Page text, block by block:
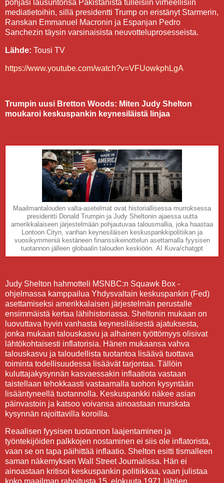
pohjasi lausuntonsa Pakistanista tulleisiin virheellisiin
mediatietoihin, sillä presidentti Trump on eristänyt Starmerin,
Ranskan Emmanuel Macronin ja Espanjan Pedro
Sanchezin täysin varsinaisista neuvotteluprosesseista.
Lähde: Tousi TV
https://www.youtube.com/watch?v=VFUowkphLgA
Trumpin uusi Bretton Woods: Miten Judy Shelton
moukaroi keskuspankin keynesiläistä linjaa
Maailmantalouden valta-asetelmat ovat historiallisessa murroksessa
presidentti Donald Trumpin ja Judy Sheltonin ajaessa uutta
amerikkalaiseen järjestelmään pohjautuvaa talousmallia, joka haastaa
Lontoon Cityn, vanhan keynesiläisen keskuspankkipolitiikan ja
vuosikymmeniä kestäneen finanssikeinottelun asettamalla fyysisen
tuotannon jälleen globaalin talouden keskiöön. AI Kuva/chatgpt
Judy Shelton hahmotteli MSNBC:n Squawk Box -
ohjelmassa kamppailua Yhdysvaltain keskuspankin (Fed)
asettamiseksi amerikkalaisen järjestelmän perustalle
ensimmäistä kertaa lähihistoriassa. Sheltonin mukaan on
luovuttava hyvin vanhasta keynesiläisestä ajatuksesta,
jonka mukaan talouskasvu ja alhainen työttömyys olisivat
lähtökohtaisesti inflatorisia. Hänen mukaansa vahva
talouskasvu ja taloudellista tuotantoa lisäävä tuottava
toiminta todellisuudessa lisäävät tarjontaa. Tällöin
kuluttajakysynnän kasvaessakin inflaatiota vastaan
taistellaan tehokkaasti vastaamalla tuohon kysyntään
lisääntyneellä tuotannolla. Keskuspankki näkee asian
päinvastoin ja katsoo voivansa ainoastaan murskata
kysynnän rajoittavilla koroilla.
Reaalisen fyysisen tuotannon laajentaminen ja
työntekijöiden palkkojen nostaminen ei siis ole inflatorista,
vaan se on tapa päihittää inflaatio. Shelton esitti tismalleen
saman näkemyksen Wall Street Journalissa. Hän ei
ainoastaan kritisoi keskuspankin politiikkaa, vaan julistaa